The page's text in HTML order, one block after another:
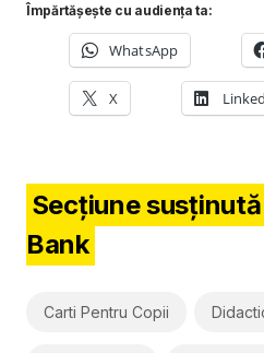
Împărtășește cu audiența ta:
WhatsApp
X
Secțiune
Bank
Carti Pentru Copii